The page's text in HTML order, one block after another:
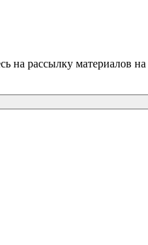
на рассылку материалов